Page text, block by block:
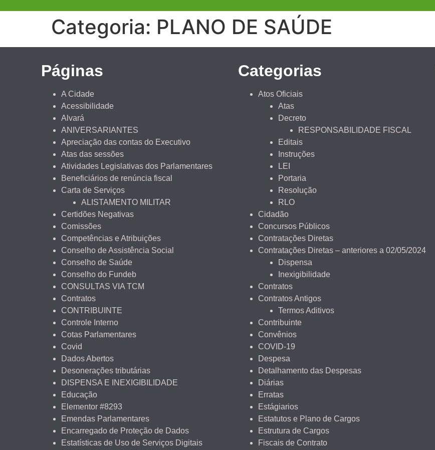
Categoria: PLANO DE SAÚDE
Páginas
A Cidade
Acessibilidade
Alvará
ANIVERSARIANTES
Apreciação das contas do Executivo
Atas das sessões
Atividades Legislativas dos Parlamentares
Beneficiários de renúncia fiscal
Carta de Serviços
ALISTAMENTO MILITAR
Certidões Negativas
Comissões
Competências e Atribuições
Conselho de Assistência Social
Conselho de Saúde
Conselho do Fundeb
CONSULTAS VIA TCM
Contratos
CONTRIBUINTE
Controle Interno
Cotas Parlamentares
Covid
Dados Abertos
Desonerações tributárias
DISPENSA E INEXIGIBILIDADE
Educação
Elementor #8293
Emendas Parlamentares
Encarregado de Proteção de Dados
Estatísticas de Uso de Serviços Digitais
Categorias
Atos Oficiais
Atas
Decreto
RESPONSABILIDADE FISCAL
Editais
Instruções
LEI
Portaria
Resolução
RLO
Cidadão
Concursos Públicos
Contratações Diretas
Contratações Diretas – anteriores a 02/05/2024
Dispensa
Inexigibilidade
Contratos
Contratos Antigos
Termos Aditivos
Contribuinte
Convênios
COVID-19
Despesa
Detalhamento das Despesas
Diárias
Erratas
Estágiarios
Estatutos e Plano de Cargos
Estrutura de Cargos
Fiscais de Contrato